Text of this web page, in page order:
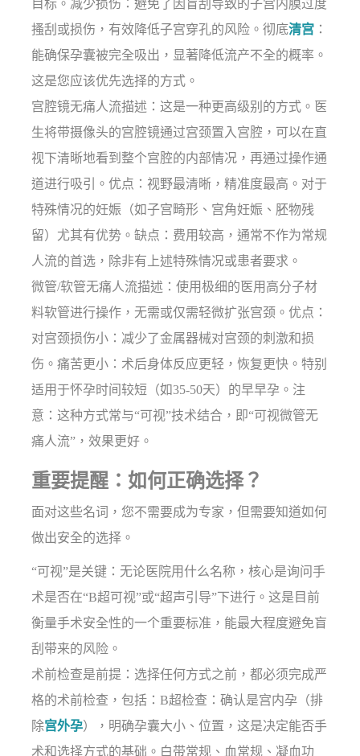
目标。减少损伤：避免了因盲刮导致的子宫内膜过度
搔刮或损伤，有效降低子宫穿孔的风险。彻底清宫 ：
能确保孕囊被完全吸出，显著降低流产不全的概率。
这是您应该优先选择的方式。
宫腔镜无痛人流描述：这是一种更高级别的方式。医
生将带摄像头的宫腔镜通过宫颈置入宫腔，可以在直
视下清晰地看到整个宫腔的内部情况，再通过操作通
道进行吸引。优点：视野最清晰，精准度最高。对于
特殊情况的妊娠（如子宫畸形、宫角妊娠、胚物残
留）尤其有优势。缺点：费用较高，通常不作为常规
人流的首选，除非有上述特殊情况或患者要求。
微管/软管无痛人流描述：使用极细的医用高分子材
料软管进行操作，无需或仅需轻微扩张宫颈。优点：
对宫颈损伤小：减少了金属器械对宫颈的刺激和损
伤。痛苦更小：术后身体反应更轻，恢复更快。特别
适用于怀孕时间较短（如35-50天）的早早孕。注
意：这种方式常与“可视”技术结合，即“可视微管无
痛人流”，效果更好。
重要提醒：如何正确选择？
面对这些名词，您不需要成为专家，但需要知道如何
做出安全的选择。
“可视”是关键：无论医院用什么名称，核心是询问手
术是否在“B超可视”或“超声引导”下进行。这是目前
衡量手术安全性的一个重要标准，能最大程度避免盲
刮带来的风险。
术前检查是前提：选择任何方式之前，都必须完成严
格的术前检查，包括：B超检查：确认是宫内孕（排
除宫外孕），明确孕囊大小、位置，这是决定能否手
术和选择方式的基础。白带常规、血常规、凝血功